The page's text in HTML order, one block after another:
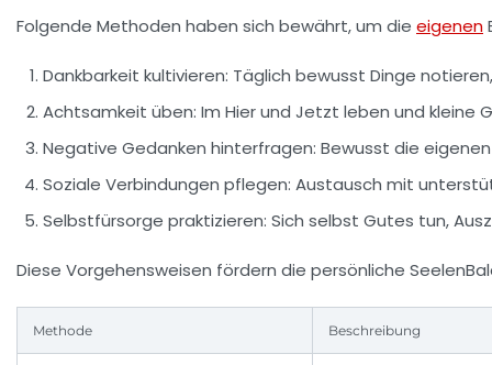
Folgende Methoden haben sich bewährt, um die eigenen
Dankbarkeit kultivieren: Täglich bewusst Dinge
Achtsamkeit üben: Im Hier und Jetzt leben und kleine
Negative Gedanken hinterfragen: Bewusst die
Soziale Verbindungen pflegen: Austausch mit
Selbstfürsorge praktizieren: Sich selbst Gutes tun,
Diese Vorgehensweisen fördern die persönliche
Methode Beschreibung